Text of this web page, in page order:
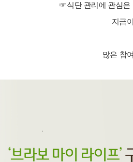
☞식단 관리에 관심
지금
많은 참